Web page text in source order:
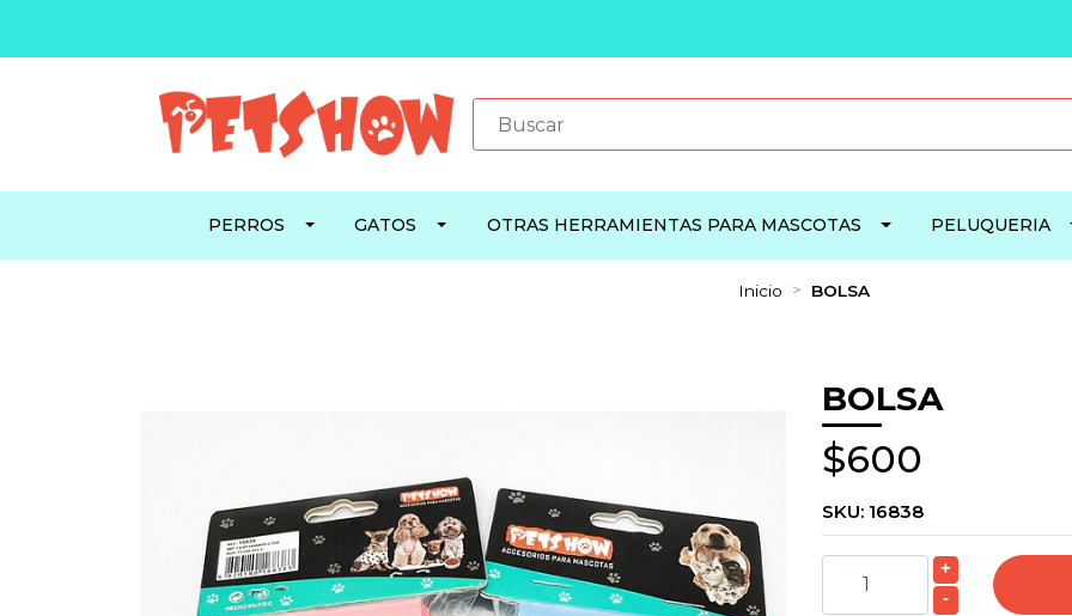
PERROS GATOS OTRAS HERRAMIENTAS PARA MASCOTAS PELUQUERIA
Inicio BOLSA
BOLSA
$600
SKU: 16838
+
-